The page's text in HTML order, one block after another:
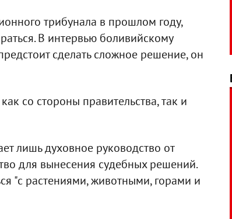
трибунала в прошлом году,
В интервью боливийскому
сделать сложное решение, он
со стороны правительства, так и
лишь духовное руководство от
для вынесения судебных решений.
"с растениями, животными, горами и